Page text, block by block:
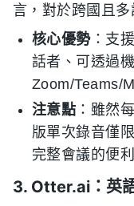
言，對於跨國且
核心優勢：支
話者、可透過
Zoom/Teams/
注意點 ：雖然
版單次錄音僅
完整會議的便
3. Otter.ai：英